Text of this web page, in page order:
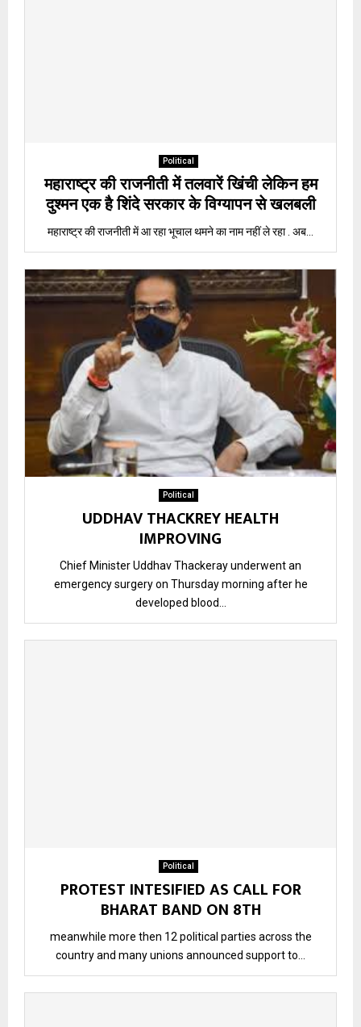
Political
महाराष्ट्र की राजनीती में तलवारें खिंची लेकिन हम
दुश्मन एक है शिंदे सरकार के विग्यापन से खलबली
महाराष्ट्र की राजनीती में आ रहा भूचाल थमने का नाम नहीं ले रहा . अब...
Political
UDDHAV THACKREY HEALTH
IMPROVING
Chief Minister Uddhav Thackeray underwent an
emergency surgery on Thursday morning after he
developed blood...
Political
PROTEST INTESIFIED AS CALL FOR
BHARAT BAND ON 8TH
meanwhile more then 12 political parties across the
country and many unions announced support to...